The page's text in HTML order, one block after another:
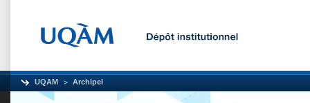
UQAM Archipel